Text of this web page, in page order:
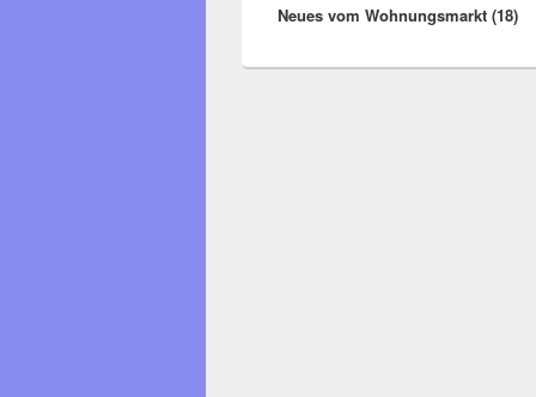
Beitrag:
Neues vom Wohnungsmarkt (18)